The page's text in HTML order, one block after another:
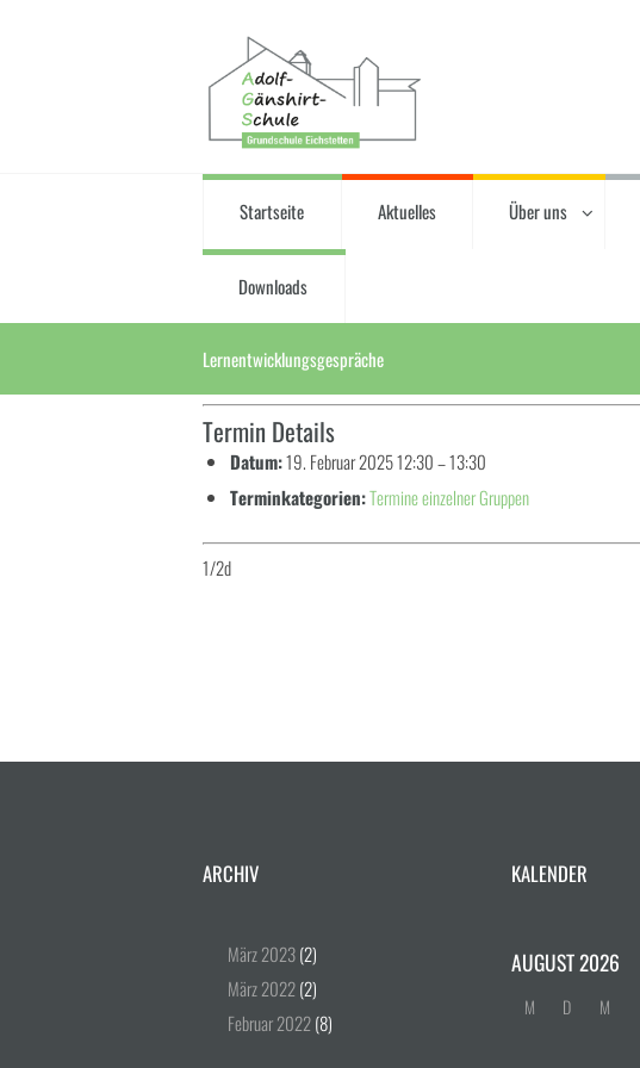
Startseite Aktuelles Über uns
Downloads
Lernentwicklungsgespräche
Termin Details
Datum:19. Februar 2025 12:30–13:30
Terminkategorien:Termine einzelner Gruppen
1/2d
ARCHIV
März2023(2)
März2022(2)
Februar2022(8)
KALENDER
AUGUST2026
M D M